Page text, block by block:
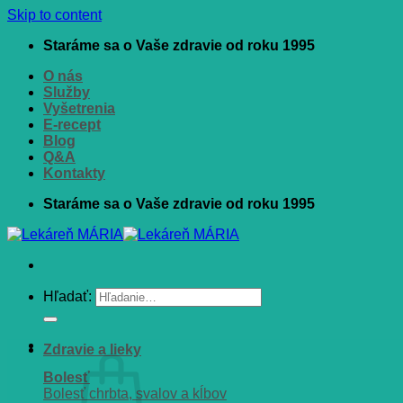
Skip to content
Staráme sa o Vaše zdravie od roku 1995
O nás
Služby
Vyšetrenia
E-recept
Blog
Q&A
Kontakty
Staráme sa o Vaše zdravie od roku 1995
Hľadať:
Zdravie a lieky
Bolesť
Bolesť chrbta, svalov a kĺbov